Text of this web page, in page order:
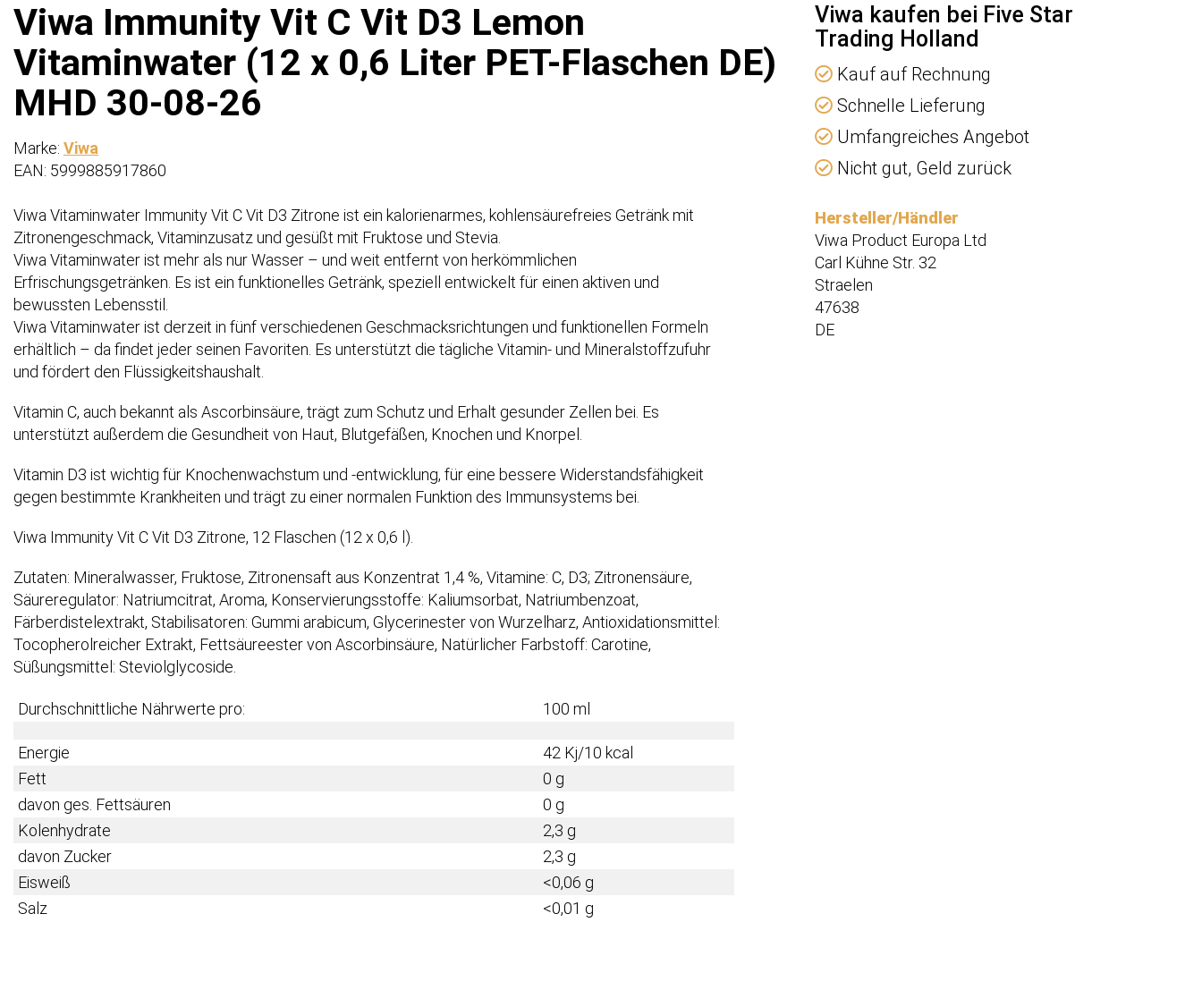
Flaschen
DE)
MHD
Viwa Immunity Vit C Vit D3 Lemon
Vitaminwater (12 x 0,6 Liter PET-Flaschen DE)
MHD 30-08-26
Marke: Viwa
EAN: 5999885917860
Viwa Vitaminwater Immunity Vit C Vit D3 Zitrone ist ein kalorienarmes, kohlensäurefreies Getränk mit
Zitronengeschmack, Vitaminzusatz und gesüßt mit Fruktose und Stevia.
Viwa Vitaminwater ist mehr als nur Wasser – und weit entfernt von herkömmlichen
Erfrischungsgetränken. Es ist ein funktionelles Getränk, speziell entwickelt für einen aktiven und
bewussten Lebensstil.
Viwa Vitaminwater ist derzeit in fünf verschiedenen Geschmacksrichtungen und funktionellen Formeln
erhältlich – da findet jeder seinen Favoriten. Es unterstützt die tägliche Vitamin- und Mineralstoffzufuhr
und fördert den Flüssigkeitshaushalt.
Vitamin C, auch bekannt als Ascorbinsäure, trägt zum Schutz und Erhalt gesunder Zellen bei. Es
unterstützt außerdem die Gesundheit von Haut, Blutgefäßen, Knochen und Knorpel.
Vitamin D3 ist wichtig für Knochenwachstum und -entwicklung, für eine bessere Widerstandsfähigkeit
gegen bestimmte Krankheiten und trägt zu einer normalen Funktion des Immunsystems bei.
Viwa Immunity Vit C Vit D3 Zitrone, 12 Flaschen (12 x 0,6 l).
Zutaten: Mineralwasser, Fruktose, Zitronensaft aus Konzentrat 1,4 %, Vitamine: C, D3; Zitronensäure,
Säureregulator: Natriumcitrat, Aroma, Konservierungsstoffe: Kaliumsorbat, Natriumbenzoat,
Färberdistelextrakt, Stabilisatoren: Gummi arabicum, Glycerinester von Wurzelharz, Antioxidationsmittel:
Tocopherolreicher Extrakt, Fettsäureester von Ascorbinsäure, Natürlicher Farbstoff: Carotine,
Süßungsmittel: Steviolglycoside.
Durchschnittliche Nährwerte pro: 100 ml
Energie
42 Kj/10 kcal
Fett
0 g
davon ges. Fettsäuren
0 g
Kolenhydrate
2,3 g
davon Zucker
2,3 g
Eisweiß
<0,06 g
Salz
<0,01 g
Viwa kaufen bei Five Star
Trading Holland
Kauf auf Rechnung
Schnelle Lieferung
Umfangreiches Angebot
Nicht gut, Geld zurück
Hersteller/Händler
Viwa Product Europa Ltd
Carl Kühne Str. 32
Straelen
47638
DE